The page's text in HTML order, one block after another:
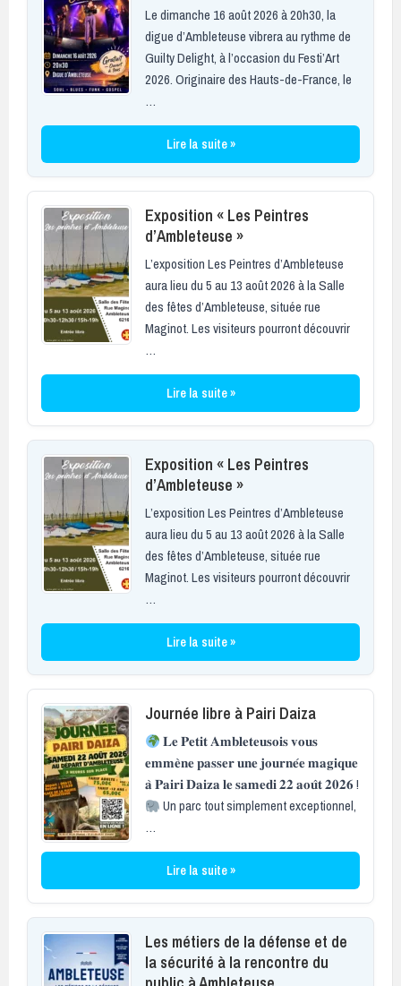
Le dimanche 16 août 2026 à 20h30, la
digue d’Ambleteuse vibrera au rythme de
Guilty Delight, à l’occasion du Festi’Art
2026. Originaire des Hauts-de-France, le
…
Lire la suite »
Exposition « Les Peintres
d’Ambleteuse »
L’exposition Les Peintres d’Ambleteuse
aura lieu du 5 au 13 août 2026 à la Salle
des fêtes d’Ambleteuse, située rue
Maginot. Les visiteurs pourront découvrir
…
Lire la suite »
Exposition « Les Peintres
d’Ambleteuse »
L’exposition Les Peintres d’Ambleteuse
aura lieu du 5 au 13 août 2026 à la Salle
des fêtes d’Ambleteuse, située rue
Maginot. Les visiteurs pourront découvrir
…
Lire la suite »
Journée libre à Pairi Daiza
𝐋𝐞 𝐏𝐞𝐭𝐢𝐭 𝐀𝐦𝐛𝐥𝐞𝐭𝐞𝐮𝐬𝐨𝐢𝐬 𝐯𝐨𝐮𝐬
𝐞𝐦𝐦𝐞̀𝐧𝐞 𝐩𝐚𝐬𝐬𝐞𝐫 𝐮𝐧𝐞 𝐣𝐨𝐮𝐫𝐧𝐞́𝐞 𝐦𝐚𝐠𝐢𝐪𝐮𝐞
𝐚̀ 𝐏𝐚𝐢𝐫𝐢 𝐃𝐚𝐢𝐳𝐚 𝐥𝐞 𝐬𝐚𝐦𝐞𝐝𝐢 𝟐𝟐 𝐚𝐨𝐮̂𝐭 𝟐𝟎𝟐𝟔 !
Un parc tout simplement exceptionnel,
…
Lire la suite »
Les métiers de la défense et de
la sécurité à la rencontre du